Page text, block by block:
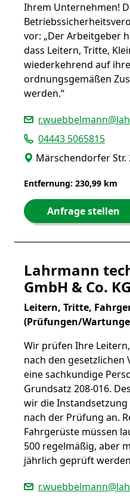
Ihrem Unternehmen!
vor: „Der Arbeitgeber
dass Leitern, Tritte,
wiederkehrend auf
ordnungsgemäßen
werden.“
04443 5065815
Märschendorfer Str.
Entfernung: 230,99 km
Anfrage stellen
Lahrmann
GmbH & Co. KG
Leitern, Tritte,
(Prüfungen/
Wir prüfen Ihre
nach den gesetzlichen
eine sachkundige
Grundsatz 208-016.
wir die
nach der Prüfung an.
Fahrgerüste müssen
500 regelmäßig, aber
jährlich geprüft